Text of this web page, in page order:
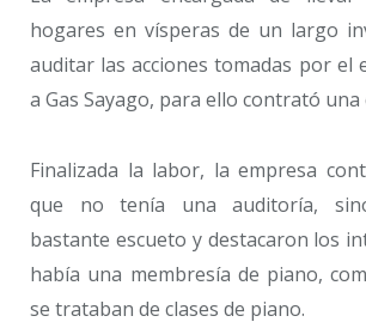
hogares en vísperas de un largo
auditar las acciones tomadas por el
a Gas Sayago, para ello contrató
Finalizada la labor, la empresa
que no tenía una auditoría,
bastante escueto y destacaron los
había una membresía de piano,
se trataban de clases de piano.